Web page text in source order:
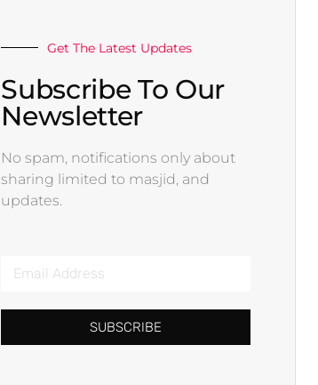
Get The Latest Updates
Subscribe To Our
Newsletter
No spam, notifications only about
sharing limited to masjid, and
updates.
SUBSCRIBE